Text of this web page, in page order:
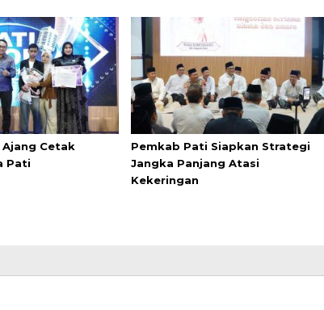
Cetak
Pati
Pemkab Pati Siapkan Strategi
Jangka Panjang Atasi
Kekeringan